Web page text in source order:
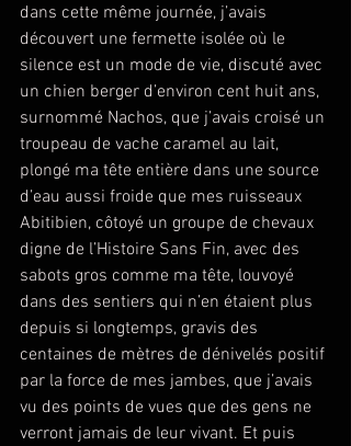
dans cette même journée, j’avais
découvert une fermette isolée où le
silence est un mode de vie, discuté avec
un chien berger d’environ cent huit ans,
surnommé Nachos, que j’avais croisé un
troupeau de vache caramel au lait,
plongé ma tête entière dans une source
d’eau aussi froide que mes ruisseaux
Abitibien, côtoyé un groupe de chevaux
digne de l’Histoire Sans Fin, avec des
sabots gros comme ma tête, louvoyé
dans des sentiers qui n’en étaient plus
depuis si longtemps, gravis des
centaines de mètres de dénivelés positif
par la force de mes jambes, que j’avais
vu des points de vues que des gens ne
verront jamais de leur vivant. Et puis